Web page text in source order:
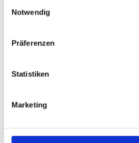
Notwendig
Präferenzen
Statistiken
Marketing
Kapitel 8